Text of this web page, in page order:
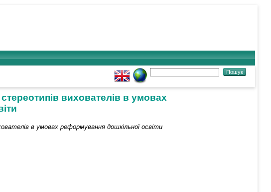
вихователів в умовах
в умовах реформування дошкільної освіти